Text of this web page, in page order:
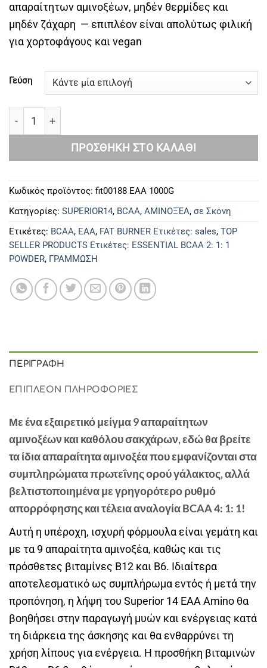
απαραίτητων αμινοξέων, μηδέν θερμίδες και
μηδέν ζάχαρη — επιπλέον είναι απολύτως φιλική
για χορτοφάγους και vegan
Γεύση
ΠΡΟΣΘΉΚΗ ΣΤΟ ΚΑΛΆΘΙ
Κωδικός προϊόντος: fit00188 EAA 1000G
Κατηγορίες: SUPERIOR14, BCAA, ΑΜΙΝΟΞΈΑ, σε Σκόνη
Ετικέτες: BCAA, EAA, FAT BURNER Ετικέτες: sales, TOP
SELLER PRODUCTS Ετικέτες: ESSENTIAL BCAA 2: 1: 1
POWDER, ΓΡΑΜΜΩΣΗ
ΠΕΡΙΓΡΑΦΉ
ΕΠΙΠΛΈΟΝ ΠΛΗΡΟΦΟΡΊΕΣ
Με ένα εξαιρετικό μείγμα 9 απαραίτητων
αμινοξέων και καθόλου σακχάρων, εδώ θα βρείτε
τα ίδια απαραίτητα αμινοξέα που εμφανίζονται στα
συμπληρώματα πρωτεΐνης ορού γάλακτος, αλλά
βελτιστοποιημένα με γρηγορότερο ρυθμό
απορρόφησης και τέλεια αναλογία BCAA 4: 1: 1!
Αυτή η υπέροχη, ισχυρή φόρμουλα είναι γεμάτη και
με τα 9 απαραίτητα αμινοξέα, καθώς και τις
πρόσθετες βιταμίνες B12 και B6. Ιδιαίτερα
αποτελεσματικό ως συμπλήρωμα εντός ή μετά την
προπόνηση, η λήψη του Superior 14 EAA Amino θα
βοηθήσει στην παραγωγή μυών και ενέργειας κατά
τη διάρκεια της άσκησης και θα ενθαρρύνει τη
χρήση λίπους για ενέργεια. Η προσθήκη βιταμινών